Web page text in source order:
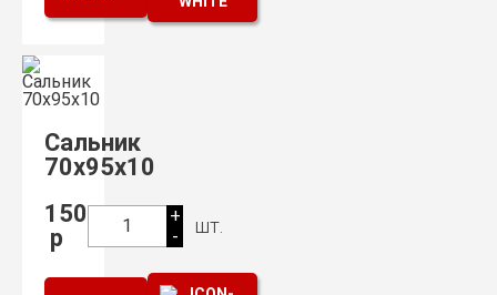
Сальник
70х95х10
150
р
1
+
-
шт.